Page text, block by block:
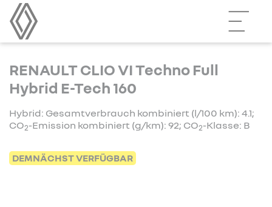
RENAULT CLIO VI Techno Full
Hybrid E-Tech 160
Hybrid: Gesamtverbrauch kombiniert (l/100 km): 4.1;
CO2-Emission kombiniert (g/km): 92; CO2-Klasse: B
DEMNÄCHST VERFÜGBAR